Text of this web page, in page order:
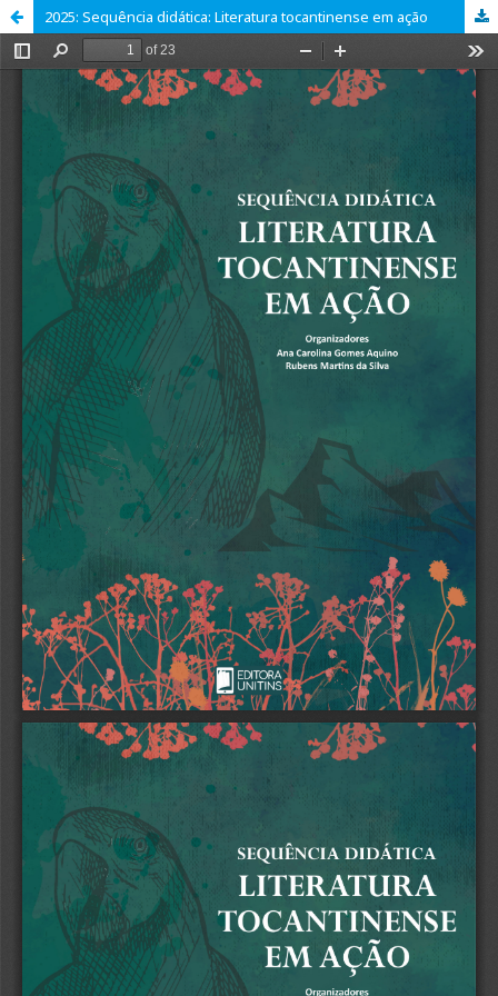
2025: Sequência didática: Literatura tocantinense em ação